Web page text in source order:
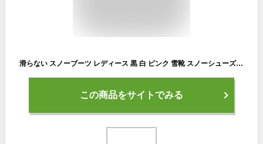
滑らない スノーブーツ レディース 黒 白 ピンク 雪靴 スノーシューズ 厚底ブーツ スニーカー 裏ボア 防寒 ムートンブーツ 裏起毛 北海道 雪遊び 防水 滑り止め 冬靴 綿靴 撥水 ロングブーツ メンズ 男女兼用 23~26cm
この商品をサイトでみる